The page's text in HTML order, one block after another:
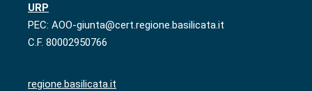
URP
PEC: AOO-giunta@cert.regione.basilicata.it
C.F. 80002950766
regione.basilicata.it